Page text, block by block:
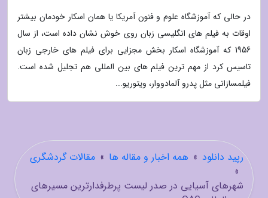
در حالی که آموزشگاه علوم و فنون آمریکا یا همان اسکار خودمان بیشتر
اوقات به فیلم های انگلیسی زبان روی خوش نشان داده است، از سال
1956 که آموزشگاه اسکار بخش مجزایی برای فیلم های خارجی زبان
تاسیس کرد از مهم ترین فیلم های بین المللی هم تجلیل شده است.
فیلمسازانی مثل پدرو آلمادووار، ویتوریو...
رپید دانلود » همه اخبار و مقاله ها » مقالات گردشگری
»
شهرهای آسیایی در صدر لیست پرطرفدارترین مسیرهای